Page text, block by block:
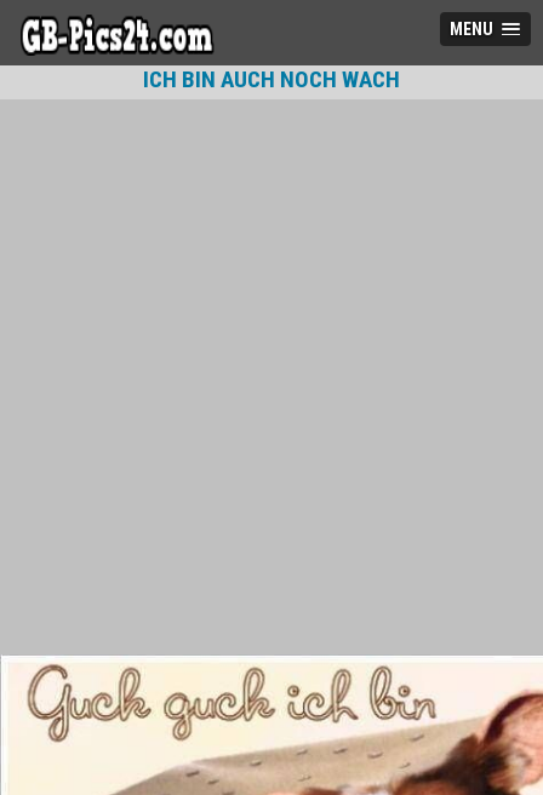
MENU
ICH BIN AUCH NOCH WACH